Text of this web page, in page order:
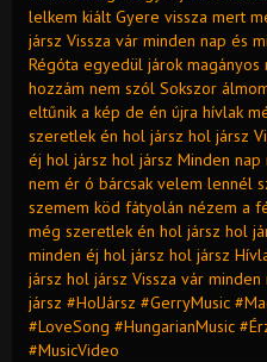
lelkem kiált Gyere vissza mert
jársz Vissza vár minden nap és
Régóta egyedül járok
hozzám nem szól Sokszor
eltűnik a kép de én újra hívlak
szeretlek én hol jársz hol jársz
éj hol jársz hol jársz Minden
nem ér ó bárcsak velem lennél
szemem köd fátyolán nézem a
még szeretlek én hol jársz hol
minden éj hol jársz hol jársz
jársz hol jársz Vissza vár
jársz #HolJársz #GerryMusic
#LoveSong #HungarianMusic
#MusicVideo